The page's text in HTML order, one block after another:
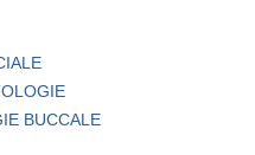
BUCCALE